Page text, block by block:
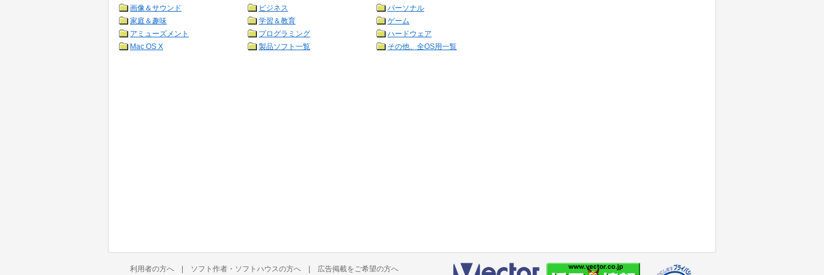
画像＆サウンド
ビジネス
パーソナル
家庭＆趣味
学習＆教育
ゲーム
アミューズメント
プログラミング
ハードウェア
Mac OS X
製品ソフト一覧 その他、全OS用一覧
利用者の方へ | ソフト作者・ソフトハウスの方へ | 広告掲載をご希望の方へ